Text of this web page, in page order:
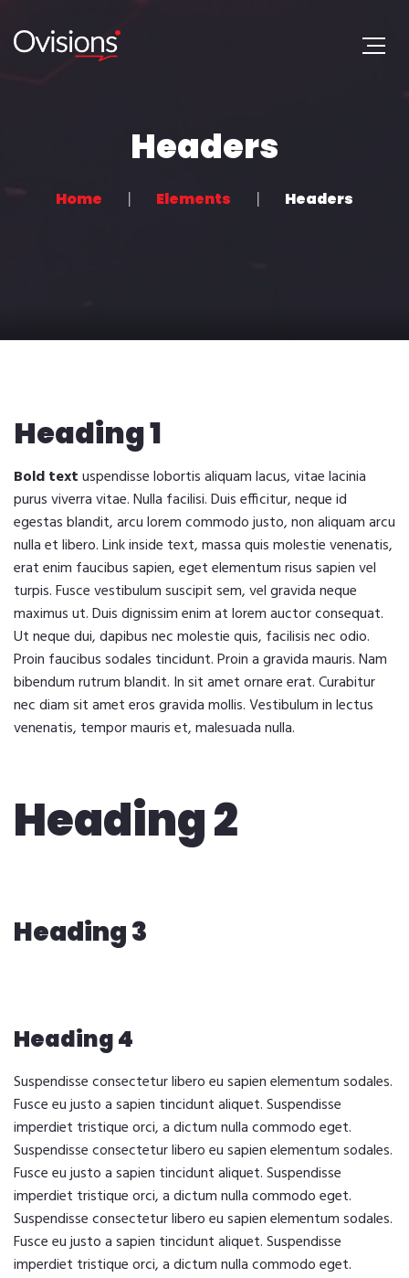
Headers
Home Elements Headers
Heading 1
Bold textuspendisse lobortis aliquam lacus, vitae lacinia
purus viverra vitae. Nulla facilisi. Duis efficitur, neque id
egestas blandit, arcu lorem commodo justo, non aliquam arcu
nulla et libero. Link inside text, massa quis molestie venenatis,
erat enim faucibus sapien, eget elementum risus sapien vel
turpis. Fusce vestibulum suscipit sem, vel gravida neque
maximus ut. Duis dignissim enim at lorem auctor consequat.
Ut neque dui, dapibus nec molestie quis, facilisis nec odio.
Proin faucibus sodales tincidunt. Proin a gravida mauris. Nam
bibendum rutrum blandit. In sit amet ornare erat. Curabitur
nec diam sit amet eros gravida mollis. Vestibulum in lectus
venenatis, tempor mauris et, malesuada nulla.
Heading 2
Heading 3
Heading 4
Suspendisse consectetur libero eu sapien elementum sodales.
Fusce eu justo a sapien tincidunt aliquet. Suspendisse
imperdiet tristique orci, a dictum nulla commodo eget.
Suspendisse consectetur libero eu sapien elementum sodales.
Fusce eu justo a sapien tincidunt aliquet. Suspendisse
imperdiet tristique orci, a dictum nulla commodo eget.
Suspendisse consectetur libero eu sapien elementum sodales.
Fusce eu justo a sapien tincidunt aliquet. Suspendisse
imperdiet tristique orci, a dictum nulla commodo eget.